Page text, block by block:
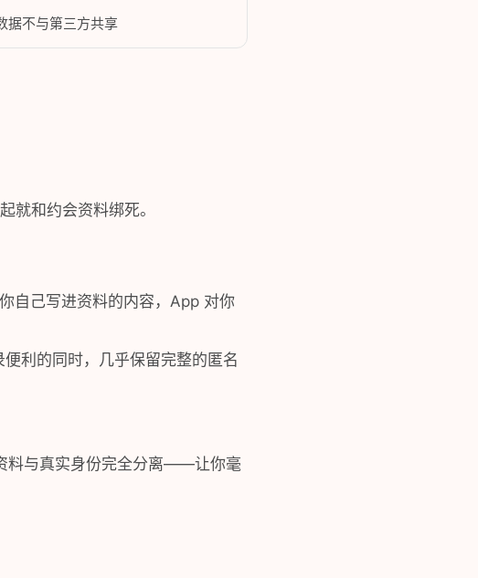
不与第三方共享
和约会资料绑死。
自己写进资料的内容，App 对你
利的同时，几乎保留完整的匿名
料与真实身份完全分离——让你毫